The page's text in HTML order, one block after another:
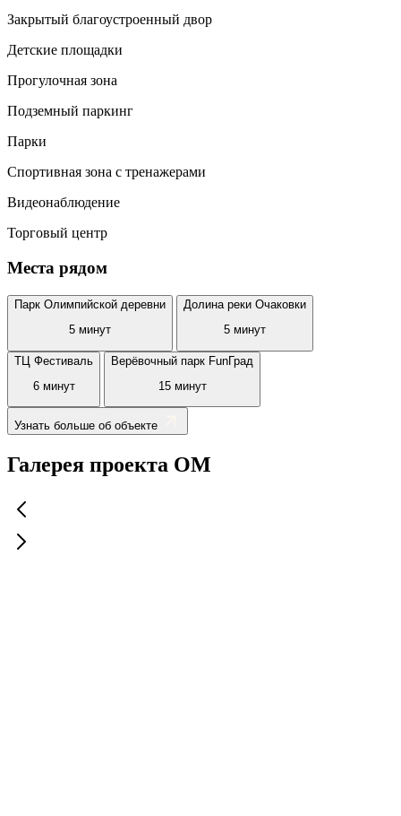
Закрытый благоустроенный двор
Детские площадки
Прогулочная зона
Подземный паркинг
Парки
Спортивная зона с тренажерами
Видеонаблюдение
Торговый центр
Места рядом
Парк Олимпийской деревни
5 минут
Долина реки Очаковки
5 минут
ТЦ Фестиваль
6 минут
Верёвочный парк FunГрад
15 минут
Узнать больше об объекте
Галерея проекта ОМ